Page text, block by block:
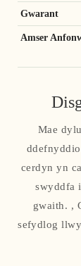
Gwarant
Amser
Mae
cerdyn yn
swyddfa
gwaith. ,
sefydlog